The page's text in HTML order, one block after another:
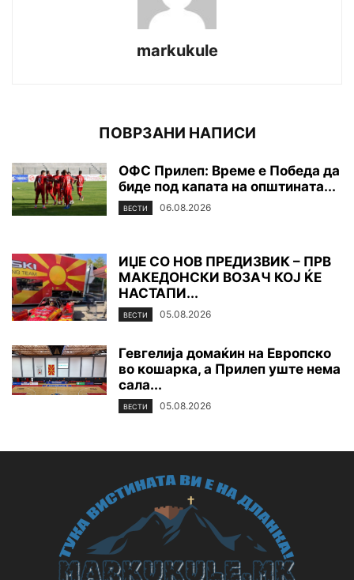
markukule
ПОВРЗАНИ НАПИСИ
ОФС Прилеп: Време е Победа да
биде под капата на општината...
ВЕСТИ 06.08.2026
ИЏЕ СО НОВ ПРЕДИЗВИК – ПРВ
МАКЕДОНСКИ ВОЗАЧ КОЈ ЌЕ
НАСТАПИ...
ВЕСТИ 05.08.2026
Гевгелија домаќин на Европско
во кошарка, а Прилеп уште нема
сала...
ВЕСТИ 05.08.2026